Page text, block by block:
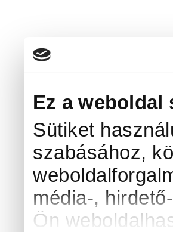
Ez a weboldal
Sütiket
szabásához,
média-,
Ön